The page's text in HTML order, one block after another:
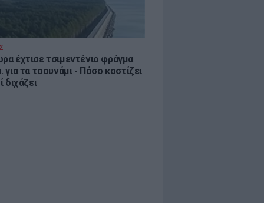
έχτισε τσιμεντένιο φράγμα
για τα τσουνάμι - Πόσο κοστίζει
διχάζει